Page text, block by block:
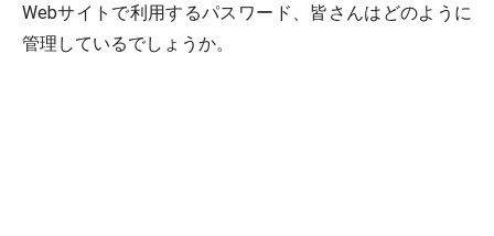
Webサイトで利用するパスワード、皆さんはどのように
管理しているでしょうか。